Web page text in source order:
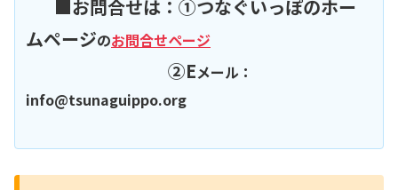
■お問合せは：①つなぐいっぽのホー
ムページのお問合せページ
②Eメール：
info@tsunaguippo.org